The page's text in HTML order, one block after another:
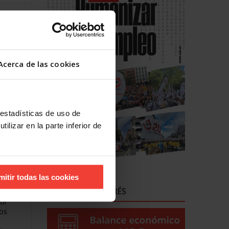
de las cookies
de uso de
en la parte inferior de
todas las cookies
ENLACES DE INTERÉS